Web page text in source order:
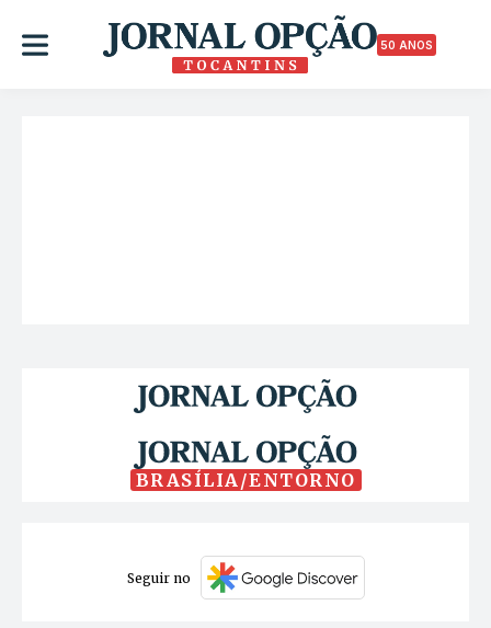
50 ANOS
BRASÍLIA/ENTORNO
Seguir no